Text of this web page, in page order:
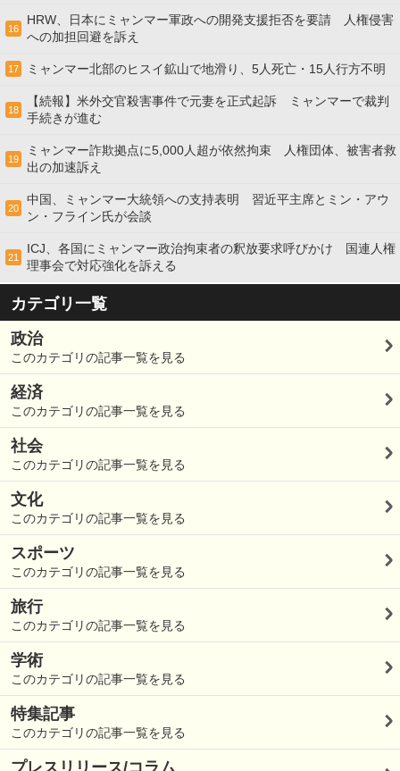
16
HRW、日本にミャンマー軍政への開発支援拒否を要請 人権侵害
への加担回避を訴え
17 ミャンマー北部のヒスイ鉱山で地滑り、5人死亡・15人行方不明
18
【続報】米外交官殺害事件で元妻を正式起訴 ミャンマーで裁判
手続きが進む
19
ミャンマー詐欺拠点に5,000人超が依然拘束 人権団体、被害者救
出の加速訴え
20
中国、ミャンマー大統領への支持表明 習近平主席とミン・アウ
ン・フライン氏が会談
21
ICJ、各国にミャンマー政治拘束者の釈放要求呼びかけ 国連人権
理事会で対応強化を訴える
カテゴリ一覧
政治
このカテゴリの記事一覧を見る
経済
このカテゴリの記事一覧を見る
社会
このカテゴリの記事一覧を見る
文化
このカテゴリの記事一覧を見る
スポーツ
このカテゴリの記事一覧を見る
旅行
このカテゴリの記事一覧を見る
学術
このカテゴリの記事一覧を見る
特集記事
このカテゴリの記事一覧を見る
プレスリリース/コラム